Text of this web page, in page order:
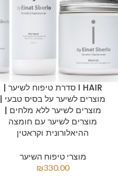
I HAIR סדרת טיפוח לשיער |
מוצרים לשיער על בסיס טבעי |
מוצרים לשיער ללא מלחים |
מוצרים לשיער עם חומצה
ההיאלורונית וקראטין
מוצרי טיפוח השיער
₪330.00